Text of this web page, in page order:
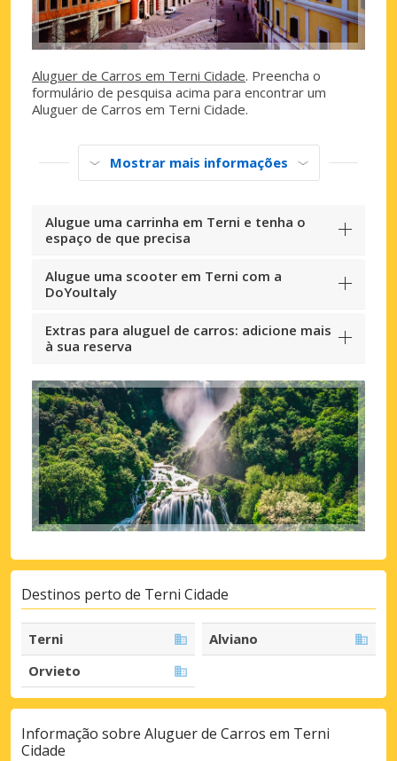
Aluguer de Carros em Terni Cidade. Preencha o
formulário de pesquisa acima para encontrar um
Aluguer de Carros em Terni Cidade.
Mostrar mais informações
Alugue uma carrinha em Terni e tenha o
espaço de que precisa
Alugue uma scooter em Terni com a
DoYouItaly
Extras para aluguel de carros: adicione mais
à sua reserva
Destinos perto de Terni Cidade
Terni
Alviano
Orvieto
Informação sobre Aluguer de Carros em Terni
Cidade